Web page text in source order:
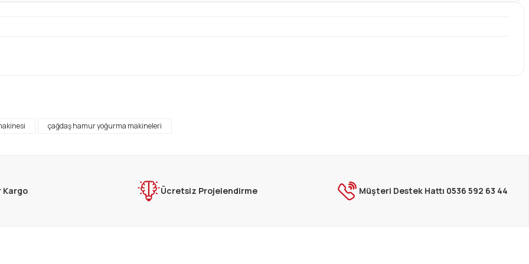
çağdaş hamur yoğurma makineleri
Kargo Ücretsiz Projelendirme Müşteri Destek Hattı 0536 592 63 44